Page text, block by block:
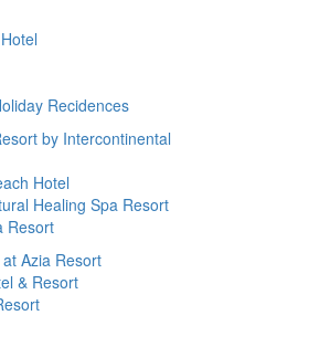
Recidences
by Intercontinental
Hotel
Healing Spa Resort
Resort
Azia Resort
& Resort